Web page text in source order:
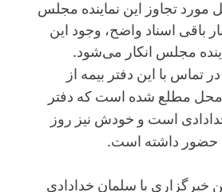
مورد تجاوز این نماینده مجلس
باقی اسناد واضح، وجود این
مجلس انکار می‌شود.
خبرنگار رویداد ۲۴ در تماس با این دفتر بیمه از
محل مطلع شده است که دفتر
است و خودش نیز روز
حضور داشته است.
خبرگزاری با سلمان خدادادی